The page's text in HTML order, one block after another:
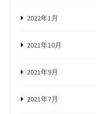
2022年1月
2021年10月
2021年9月
2021年7月